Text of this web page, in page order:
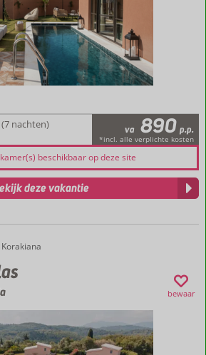
nachten)
va 890 p.p.
*incl. alle verplichte kosten
beschikbaar op deze site
deze vakantie
bewaar